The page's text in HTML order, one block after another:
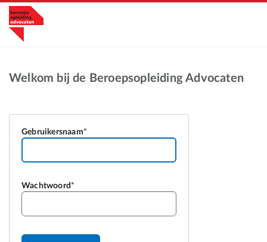
Welkom bij de Beroepsopleiding Advocaten
Gebruikersnaam
Wachtwoord